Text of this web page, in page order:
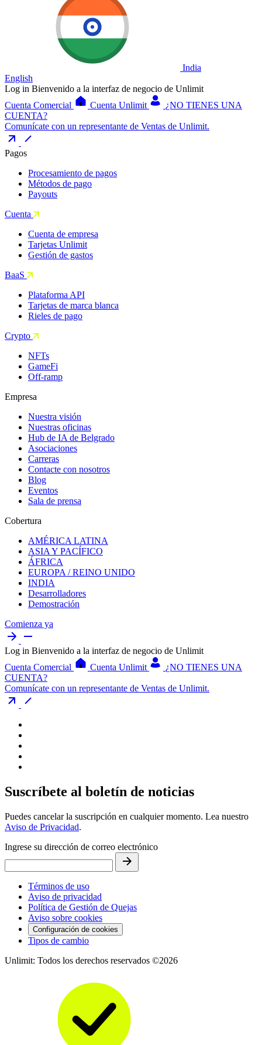
India
English
Log in Bienvenido a la interfaz de negocio de Unlimit
Cuenta Comercial
Cuenta Unlimit
¿NO TIENES UNA
CUENTA?
Comunícate con un representante de Ventas de Unlimit.
Pagos
Procesamiento de pagos
Métodos de pago
Payouts
Cuenta
Cuenta de empresa
Tarjetas Unlimit
Gestión de gastos
BaaS
Plataforma API
Tarjetas de marca blanca
Rieles de pago
Crypto
NFTs
GameFi
Off-ramp
Empresa
Nuestra visión
Nuestras oficinas
Hub de IA de Belgrado
Asociaciones
Carreras
Contacte con nosotros
Blog
Eventos
Sala de prensa
Cobertura
AMÉRICA LATINA
ASIA Y PACÍFICO
ÁFRICA
EUROPA / REINO UNIDO
INDIA
Desarrolladores
Demostración
Comienza ya
Log in Bienvenido a la interfaz de negocio de Unlimit
Cuenta Comercial
Cuenta Unlimit
¿NO TIENES UNA
CUENTA?
Comunícate con un representante de Ventas de Unlimit.
Suscríbete al boletín de noticias
Puedes cancelar la suscripción en cualquier momento. Lea nuestro
Aviso de Privacidad.
Ingrese su dirección de correo electrónico
Términos de uso
Aviso de privacidad
Política de Gestión de Quejas
Aviso sobre cookies
Configuración de cookies
Tipos de cambio
Unlimit: Todos los derechos reservados ©2026